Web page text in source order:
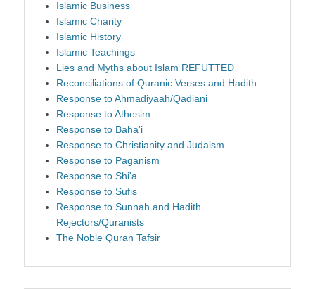
Islamic Business
Islamic Charity
Islamic History
Islamic Teachings
Lies and Myths about Islam REFUTTED
Reconciliations of Quranic Verses and Hadith
Response to Ahmadiyaah/Qadiani
Response to Athesim
Response to Baha'i
Response to Christianity and Judaism
Response to Paganism
Response to Shi'a
Response to Sufis
Response to Sunnah and Hadith
Rejectors/Quranists
The Noble Quran Tafsir